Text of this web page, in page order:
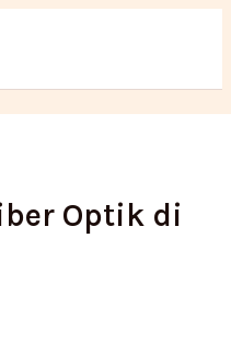
Optik di